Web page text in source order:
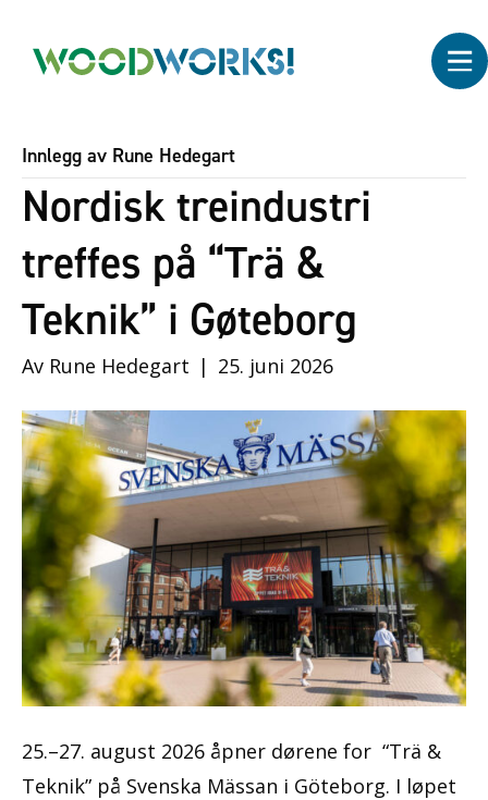
Innlegg av Rune Hedegart
Nordisk treindustri
treffes på “Trä &
Teknik” i Gøteborg
Av Rune Hedegart | 25. juni 2026
25.–27. august 2026 åpner dørene for “Trä &
Teknik” på Svenska Mässan i Göteborg. I løpet